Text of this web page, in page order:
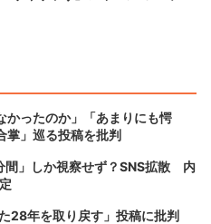
かったのか」「あまりにも愕
」巡る投稿を批判
間」しか視察せず？SNS拡散 内
28年を取り戻す」投稿に批判